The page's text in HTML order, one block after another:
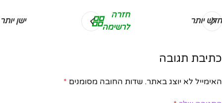
חדש יותר
חזרה
לרשימה
ישן יותר
כתיבת תגובה
האימייל לא יוצג באתר. שדות החובה מסומנים *